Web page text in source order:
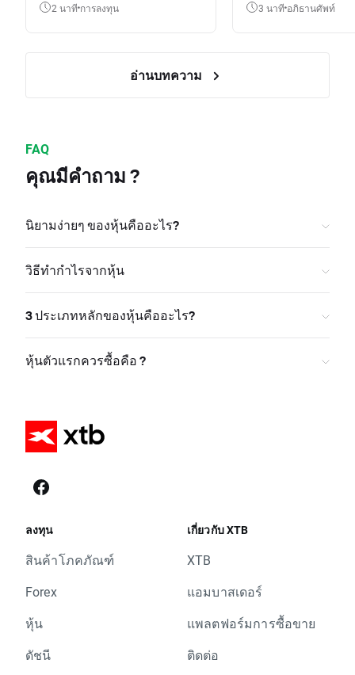
2 นาที การลงทุน 3 นาที อภิธานศัพท์
อ่านบทความ
FAQ
คุณมีคำถาม ?
นิยามง่ายๆ ของหุ้นคืออะไร?
วิธีทำกำไรจากหุ้น
3 ประเภทหลักของหุ้นคืออะไร?
หุ้นตัวแรกควรซื้อคือ ?
ลงทุน
สินค้าโภคภัณฑ์
Forex
หุ้น
ดัชนี
เกี่ยวกับ XTB
XTB
แอมบาสเดอร์
แพลตฟอร์มการซื้อขาย
ติดต่อ